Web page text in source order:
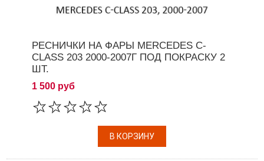
РЕСНИЧКИ НА ФАРЫ MERCEDES C-
CLASS 203 2000-2007Г ПОД ПОКРАСКУ 2
ШТ.
1 500 руб